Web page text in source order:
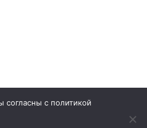
согласны с политикой